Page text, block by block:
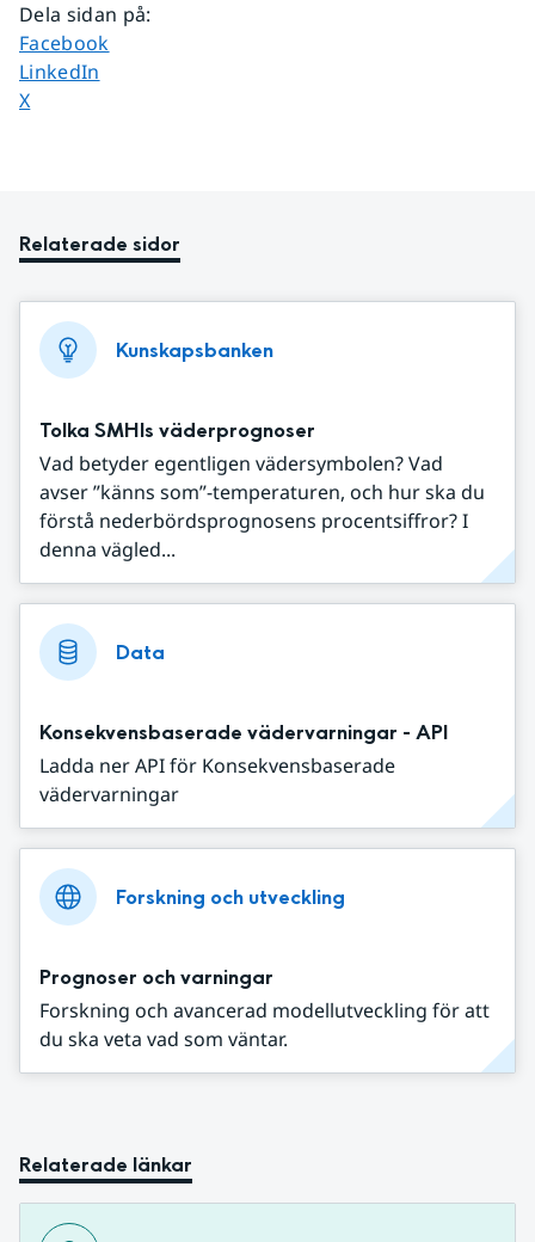
Dela sidan på:
Dela sidan på
Facebook
Dela sidan på
LinkedIn
Dela sidan på
X
Relaterade sidor
Kunskapsbanken
Tolka SMHIs väderprognoser
Vad betyder egentligen vädersymbolen? Vad
avser ”känns som”-temperaturen, och hur ska du
förstå nederbördsprognosens procentsiffror? I
denna vägled...
Data
Konsekvensbaserade vädervarningar - API
Ladda ner API för Konsekvensbaserade
vädervarningar
Forskning och utveckling
Prognoser och varningar
Forskning och avancerad modellutveckling för att
du ska veta vad som väntar.
Relaterade länkar